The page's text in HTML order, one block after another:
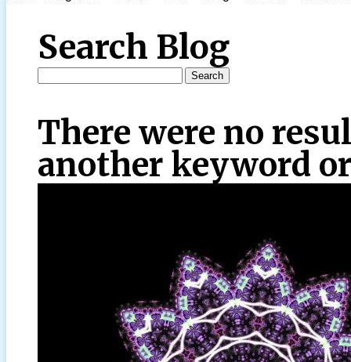
Search Blog
There were no
another keyword